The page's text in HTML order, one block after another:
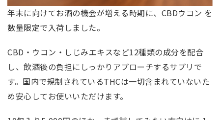
年末に向けてお酒の機会が増える時期に、CBDウコン を
数量限定で入荷しました。
CBD・ウコン・しじみエキスなど12種類の成分を配合
し、飲酒後の負担にしっかりアプローチするサプリで
す。国内で規制されているTHCは一切含まれていないた
め安心してお使いいただけます。